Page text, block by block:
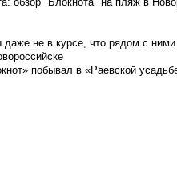
не в курсе, что рядом с ними
побывал в «Раевской